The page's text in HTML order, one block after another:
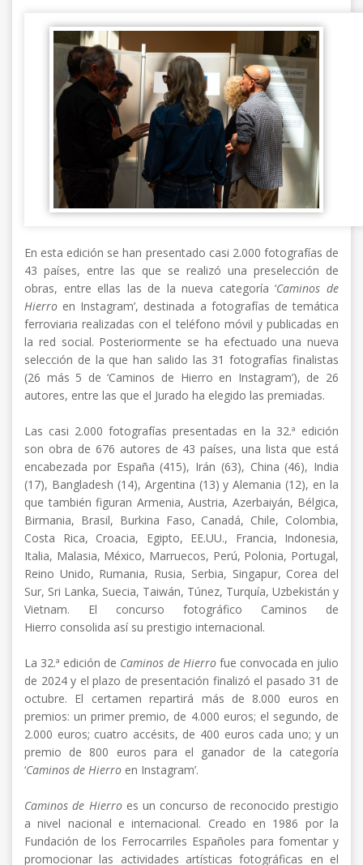
En esta edición se han presentado casi 2.000 fotografías de
43 países, entre las que se realizó una preselección de
obras, entre ellas las de la nueva categoría ‘Caminos de
Hierro en Instagram’, destinada a fotografías de temática
ferroviaria realizadas con el teléfono móvil y publicadas en
la red social. Posteriormente se ha efectuado una nueva
selección de la que han salido las 31 fotografías finalistas
(26 más 5 de ‘Caminos de Hierro en Instagram’), de 26
autores, entre las que el Jurado ha elegido las premiadas.
Las casi 2.000 fotografías presentadas en la 32.ª edición
son obra de 676 autores de 43 países, una lista que está
encabezada por España (415), Irán (63), China (46), India
(17), Bangladesh (14), Argentina (13) y Alemania (12), en la
que también figuran Armenia, Austria, Azerbaiyán, Bélgica,
Birmania, Brasil, Burkina Faso, Canadá, Chile, Colombia,
Costa Rica, Croacia, Egipto, EE.UU., Francia, Indonesia,
Italia, Malasia, México, Marruecos, Perú, Polonia, Portugal,
Reino Unido, Rumania, Rusia, Serbia, Singapur, Corea del
Sur, Sri Lanka, Suecia, Taiwán, Túnez, Turquía, Uzbekistán y
Vietnam. El concurso fotográfico Caminos de
Hierro consolida así su prestigio internacional.
La 32.ª edición de Caminos de Hierrofue convocada en julio
de 2024 y el plazo de presentación finalizó el pasado 31 de
octubre. El certamen repartirá más de 8.000 euros en
premios: un primer premio, de 4.000 euros; el segundo, de
2.000 euros; cuatro accésits, de 400 euros cada uno; y un
premio de 800 euros para el ganador de la categoría
‘Caminos de Hierro en Instagram’.
Caminos de Hierroes un concurso de reconocido prestigio
a nivel nacional e internacional. Creado en 1986 por la
Fundación de los Ferrocarriles Españoles para fomentar y
promocionar las actividades artísticas fotográficas en el